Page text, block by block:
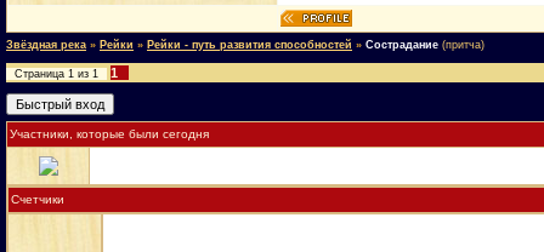
Звёздная река » Рейки » Рейки - путь развития способностей » Сострадание (притча)
Страница 1 из 1 1
Участники, которые были сегодня
Счетчики